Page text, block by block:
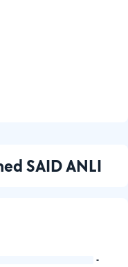
SAID ANLI
-